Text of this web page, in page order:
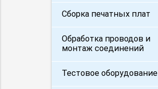
Сборка печатных плат
Обработка проводов и
монтаж соединений
Тестовое оборудование